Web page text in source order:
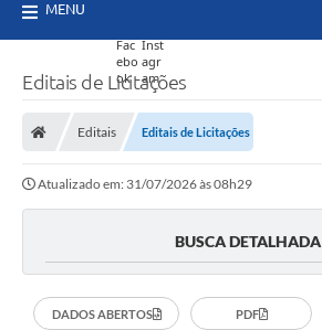
MENU
Editais de Licitações
Editais Editais de Licitações
Atualizado em: 31/07/2026 às 08h29
BUSCA DETALHADA
DADOS ABERTOS PDF